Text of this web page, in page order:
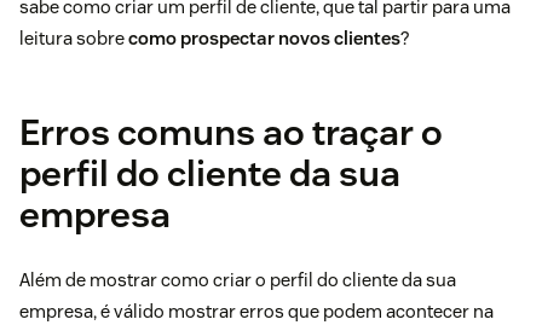
sabe como criar um perfil de cliente, que tal partir para uma
leitura sobrecomo prospectar novos clientes?
Erros comuns ao traçar o
perfil do cliente da sua
empresa
Além de mostrar como criar o perfil do cliente da sua
empresa, é válido mostrar erros que podem acontecer na